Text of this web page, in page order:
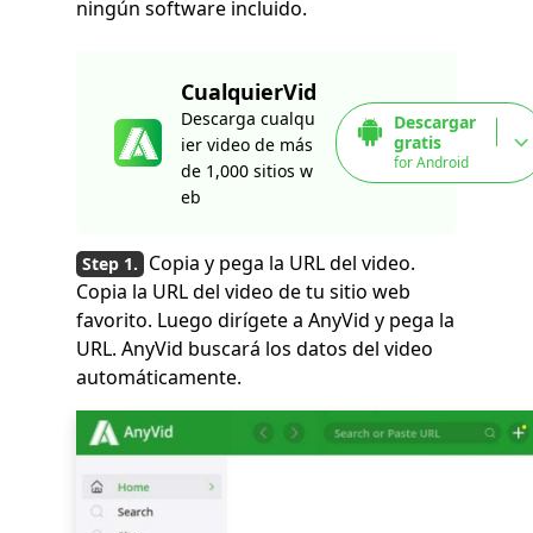
ningún software incluido.
CualquierVid
Descarga cualqu
ier video de más
de 1,000 sitios w
eb
Descargar
gratis
for Android
Copia y pega la URL del video.
Copia la URL del video de tu sitio web
favorito. Luego dirígete a AnyVid y pega la
URL. AnyVid buscará los datos del video
automáticamente.